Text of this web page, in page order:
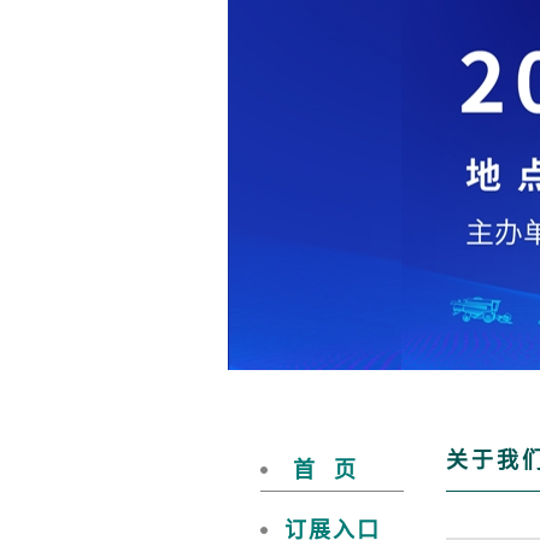
首 页
订展入口
关于我